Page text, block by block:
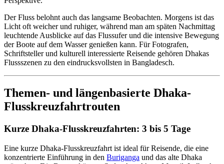
Der Fluss belohnt auch das langsame Beobachten. Morgens ist das
Licht oft weicher und ruhiger, während man am späten Nachmittag
leuchtende Ausblicke auf das Flussufer und die intensive Bewegung
der Boote auf dem Wasser genießen kann. Für Fotografen,
Schriftsteller und kulturell interessierte Reisende gehören Dhakas
Flussszenen zu den eindrucksvollsten in Bangladesch.
Themen- und längenbasierte Dhaka-
Flusskreuzfahrtrouten
Kurze Dhaka-Flusskreuzfahrten: 3 bis 5 Tage
Eine kurze Dhaka-Flusskreuzfahrt ist ideal für Reisende, die eine
konzentrierte Einführung in den Buriganga und das alte Dhaka